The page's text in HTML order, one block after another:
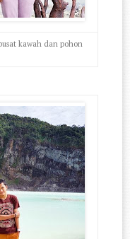
kawah dan pohon